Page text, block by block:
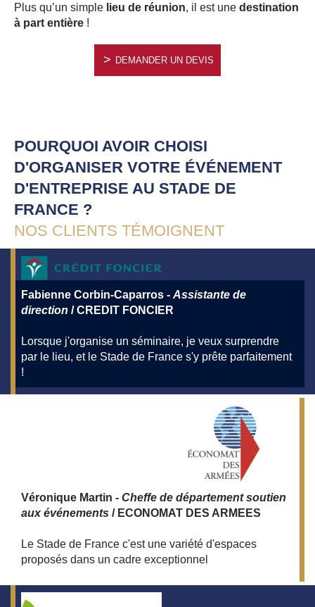
Plus qu’un simple lieu de réunion, il est une destination
à part entière !
DEMANDER UN DEVIS
POURQUOI AVOIR CHOISI
D'ORGANISER VOTRE ÉVÉNEMENT
D'ENTREPRISE AU STADE DE
FRANCE ?
NOS CLIENTS TÉMOIGNENT
Fabienne Corbin-Caparros - Assistante de
direction / CREDIT FONCIER
Lorsque j'organise un séminaire, je veux surprendre
par le lieu, et le Stade de France s'y prête parfaitement
!
Véronique Martin - Cheffe de département soutien
aux événements / ECONOMAT DES ARMEES
Le Stade de France c'est une variété d'espaces
proposés dans un cadre exceptionnel